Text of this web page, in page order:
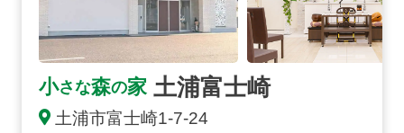
小さな森の家 土浦富士崎
土浦市富士崎1-7-24